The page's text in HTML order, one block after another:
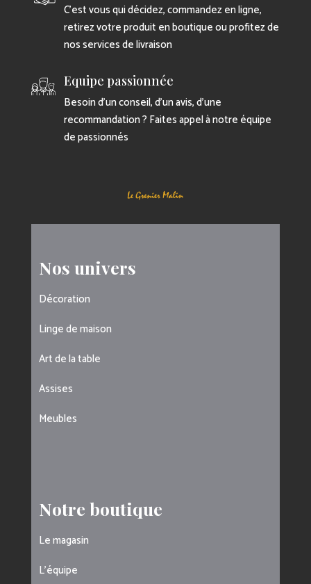
C’est vous qui décidez, commandez en ligne,
retirez votre produit en boutique ou profitez de
nos services de livraison
Equipe passionnée
Besoin d’un conseil, d’un avis, d’une
recommandation ? Faites appel à notre équipe
de passionnés
Nos univers
Décoration
Linge de maison
Art de la table
Assises
Meubles
Notre boutique
Le magasin
L’équipe